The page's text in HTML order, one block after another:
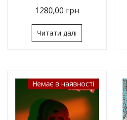
1280,00 грн
Читати далі
Немає в наявності